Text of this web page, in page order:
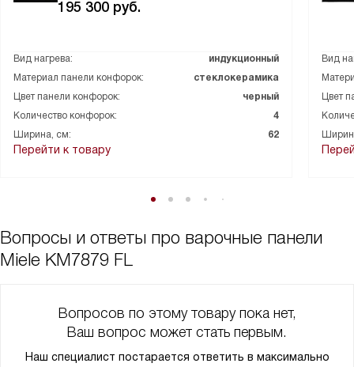
195 300 руб.
Вид нагрева:
индукционный
Материал панели конфорок:
стеклокерамика
Цвет панели конфорок:
черный
Количество конфорок:
4
Ширина, см:
62
Перейти к товару
Вид
Цвет
Вопросы и ответы про варочные панели
Miele KM7879 FL
Вопросов по этому товару пока нет,
Ваш вопрос может стать первым.
Наш специалист постарается ответить в максимально